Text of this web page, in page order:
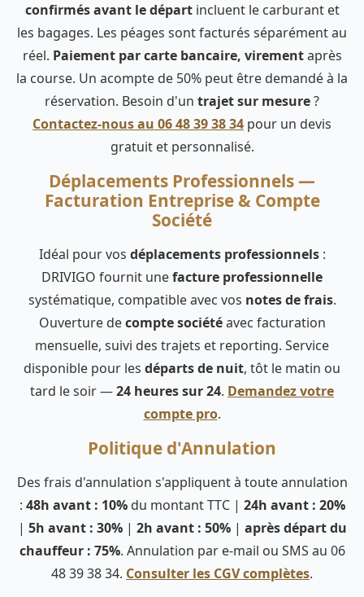
confirmés avant le départincluent le carburant et
les bagages. Les péages sont facturés séparément au
réel. Paiement par carte bancaire, virementaprès
la course. Un acompte de 50% peut être demandé à la
réservation. Besoin d'un trajet sur mesure?
Contactez-nous au 06 48 39 38 34 pour un devis
gratuit et personnalisé.
Déplacements Professionnels —
Facturation Entreprise & Compte
Société
Idéal pour vos déplacements professionnels:
DRIVIGO fournit unefacture professionnelle
systématique, compatible avec vos notes de frais.
Ouverture decompte sociétéavec facturation
mensuelle, suivi des trajets et reporting. Service
disponible pour les départs de nuit, tôt le matin ou
tard le soir —24 heures sur 24. Demandez votre
compte pro.
Politique d'Annulation
Des frais d'annulation s'appliquent à toute annulation
: 48h avant : 10%du montant TTC | 24h avant : 20%
| 5h avant : 30%| 2h avant : 50%| après départ du
chauffeur : 75%. Annulation par e-mail ou SMS au 06
48 39 38 34. Consulter les CGV complètes.